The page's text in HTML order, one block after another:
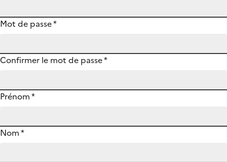
Mot de passe*
Confirmer le mot de passe*
Prénom*
Nom*